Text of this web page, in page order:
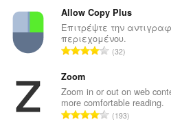
α
θ
μ
ο
ο
γ
ή
ν
ο
λ
ο
θ
μ
ο
Allow Copy Plus
Επιτρέψτε την
περιεχομένου.
Σ
ο
λ
ο
32
Zoom
Zoom in or out on web
more comfortable reading.
Σ193